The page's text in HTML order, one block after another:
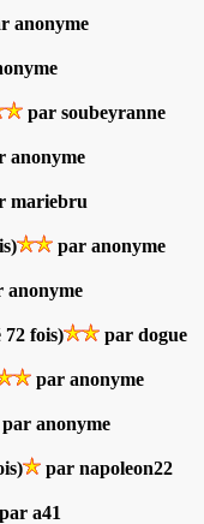
anonyme
par soubeyranne
anonyme
mariebru
par anonyme
anonyme
72 fois) par dogue
par anonyme
par anonyme
par napoleon22
par a41